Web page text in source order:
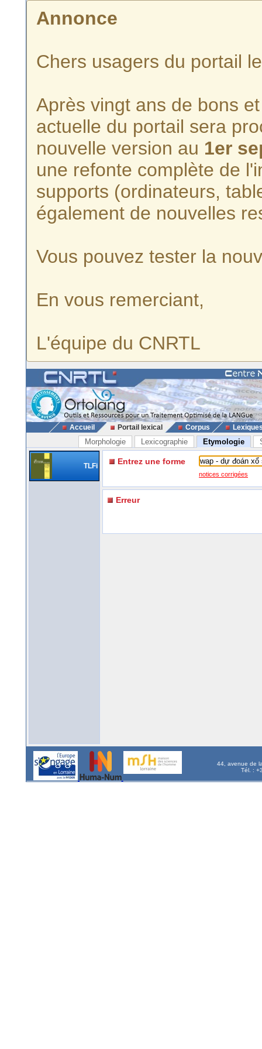
Annonce
Chers usagers du portail
Après vingt ans de bons
actuelle du portail sera
nouvelle version au 1er
une refonte complète de
supports (ordinateurs,
également de nouvelles
Vous pouvez tester la
En vous remerciant,
L'équipe du CNRTL
Accueil Portail lexical Corpus
Morphologie Lexicographie Etymologie
TLFi Entrez une forme
notices corrigées
Erreur
44, avenue de
Tél. :